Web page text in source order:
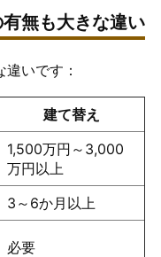
無も大きな違い
いです：
建て替え
1,500万円～3,000
万円以上
3～6か月以上
必要